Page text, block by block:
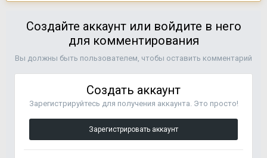
Создайте аккаунт или войдите в него
для комментирования
Вы должны быть пользователем, чтобы оставить комментарий
Создать аккаунт
Зарегистрируйтесь для получения аккаунта. Это просто!
Зарегистрировать аккаунт